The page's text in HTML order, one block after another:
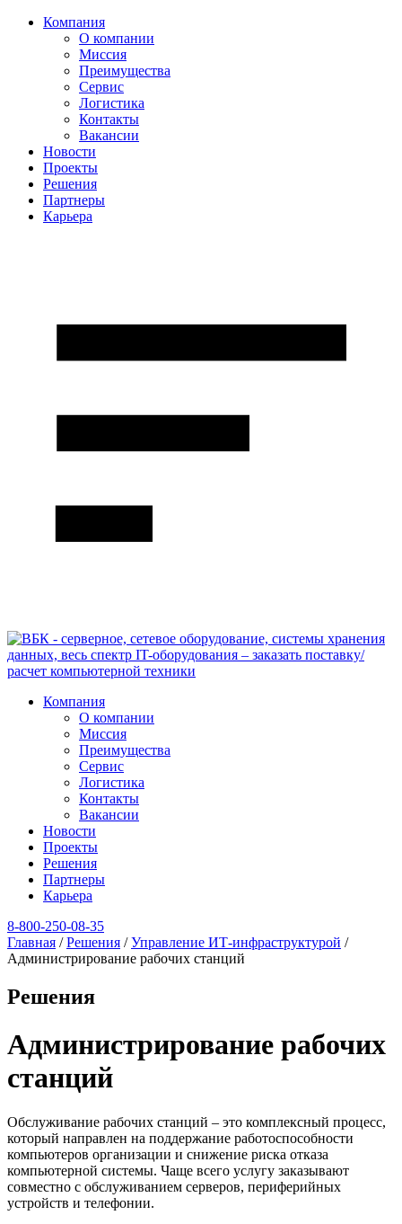
Компания
О компании
Миссия
Преимущества
Сервис
Логистика
Контакты
Вакансии
Новости
Проекты
Решения
Партнеры
Карьера
Компания
О компании
Миссия
Преимущества
Сервис
Логистика
Контакты
Вакансии
Новости
Проекты
Решения
Партнеры
Карьера
8‑800‑250‑08‑35
Главная /Решения /Управление ИТ-инфраструктурой /
Администрирование рабочих станций
Решения
Администрирование рабочих
станций
Обслуживание рабочих станций – это комплексный процесс,
который направлен на поддержание работоспособности
компьютеров организации и снижение риска отказа
компьютерной системы. Чаще всего услугу заказывают
совместно с обслуживанием серверов, периферийных
устройств и телефонии.